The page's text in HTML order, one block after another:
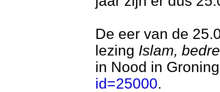
De eer van de
lezing Islam,
in Nood in
id=25000.